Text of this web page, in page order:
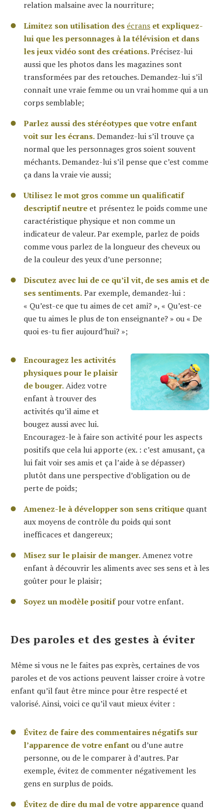
relation malsaine avec la nourriture;
Limitez son utilisation des écrans et expliquez-
lui que les personnages à la télévision et dans
les jeux vidéo sont des créations.Précisez-lui
aussi que les photos dans les magazines sont
transformées par des retouches. Demandez-lui s’il
connaît une vraie femme ou un vrai homme qui a un
corps semblable;
Parlez aussi des stéréotypes que votre enfant
voit sur les écrans.Demandez-lui s’il trouve ça
normal que les personnages gros soient souvent
méchants. Demandez-lui s’il pense que c’est comme
ça dans la vraie vie aussi;
Utilisez le mot gros comme un qualificatif
descriptif neutre et présentez le poids comme une
caractéristique physique et non comme un
indicateur de valeur. Par exemple, parlez de poids
comme vous parlez de la longueur des cheveux ou
de la couleur des yeux d’une personne;
Discutez avec lui de ce qu’il vit, de ses amis et de
ses sentiments.Par exemple, demandez-lui :
« Qu’est-ce que tu aimes de cet ami? », « Qu’est-ce
que tu aimes le plus de ton enseignante? » ou « De
quoi es-tu fier aujourd’hui? »;
Encouragez les activités
physiques pour le plaisir
de bouger.Aidez votre
enfant à trouver des
activités qu’il aime et
bougez aussi avec lui.
Encouragez-le à faire son activité pour les aspects
positifs que cela lui apporte (ex. : c’est amusant, ça
lui fait voir ses amis et ça l’aide à se dépasser)
plutôt dans une perspective d’obligation ou de
perte de poids;
Amenez-le à développer son sens critique quant
aux moyens de contrôle du poids qui sont
inefficaces et dangereux;
Misez sur le plaisir de manger.Amenez votre
enfant à découvrir les aliments avec ses sens et à les
goûter pour le plaisir;
Soyez un modèle positifpour votre enfant.
Des paroles et des gestes à éviter
Même si vous ne le faites pas exprès, certaines de vos
paroles et de vos actions peuvent laisser croire à votre
enfant qu’il faut être mince pour être respecté et
valorisé. Ainsi, voici ce qu’il vaut mieux éviter :
Évitez de faire des commentaires négatifs sur
l’apparence de votre enfant ou d’une autre
personne, ou de le comparer à d’autres. Par
exemple, évitez de commenter négativement les
gens en surplus de poids.
Évitez de dire du mal de votre apparence quand